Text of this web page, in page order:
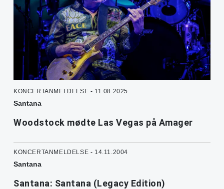
KONCERTANMELDELSE - 11.08.2025
Santana
Woodstock mødte Las Vegas på Amager
KONCERTANMELDELSE - 14.11.2004
Santana
Santana: Santana (Legacy Edition)